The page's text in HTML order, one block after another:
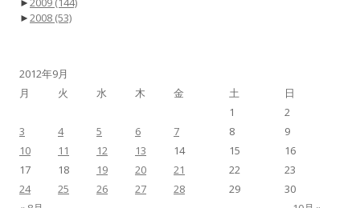
►2008 (53)
2012年9月
月
火 水 木 金 土 日
1
2
3
4 5 6 7 8
9
10
11 12 13 14 15
16
17
18 19 20 21 22
23
24
25 26 27 28 29 30